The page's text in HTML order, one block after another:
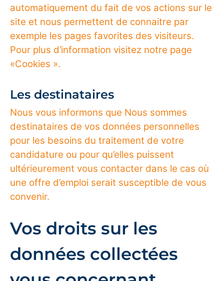
automatiquement du fait de vos actions sur le
site et nous permettent de connaitre par
exemple les pages favorites des visiteurs.
Pour plus d’information visitez notre page
«Cookies ».
Les destinataires
Nous vous informons que Nous sommes
destinataires de vos données personnelles
pour les besoins du traitement de votre
candidature ou pour qu’elles puissent
ultérieurement vous contacter dans le cas où
une offre d’emploi serait susceptible de vous
convenir.
Vos droits sur les
données collectées